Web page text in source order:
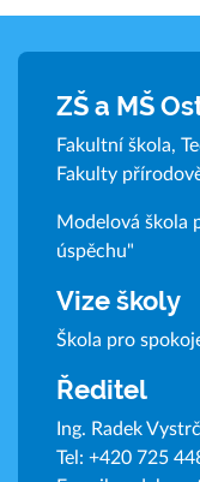
ZŠ a MŠ
Fakultní škola,
Fakulty
Modelová škola
úspěchu"
Vize školy
Škola pro
Ředitel
Ing. Radek
Tel: +420 725